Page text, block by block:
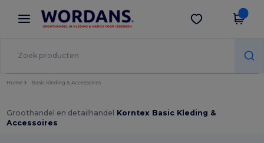
× Wordans-app
Betere prijzen in de app!
Download app
Home Basic Kleding & Accessoires
Groothandel en detailhandel Korntex Basic Kleding &
Accessoires